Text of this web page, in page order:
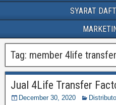
SYARAT
Tag: member 4life
Jual 4Life Transfer
December 30, 2020